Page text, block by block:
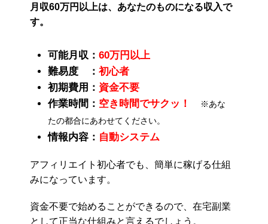
月収60万円以上は、あなたのものになる収入で
す。
可能月収： 60万円以上
難易度 ： 初心者
初期費用： 資金不要
作業時間： 空き時間でサクッ！
※あな
たの都合にあわせてください。
情報内容： 自動システム
アフィリエイト初心者でも、簡単に稼げる仕組
みになっています。
資金不要で始めることができるので、在宅副業
として正当な仕組みと言えるでしょう。